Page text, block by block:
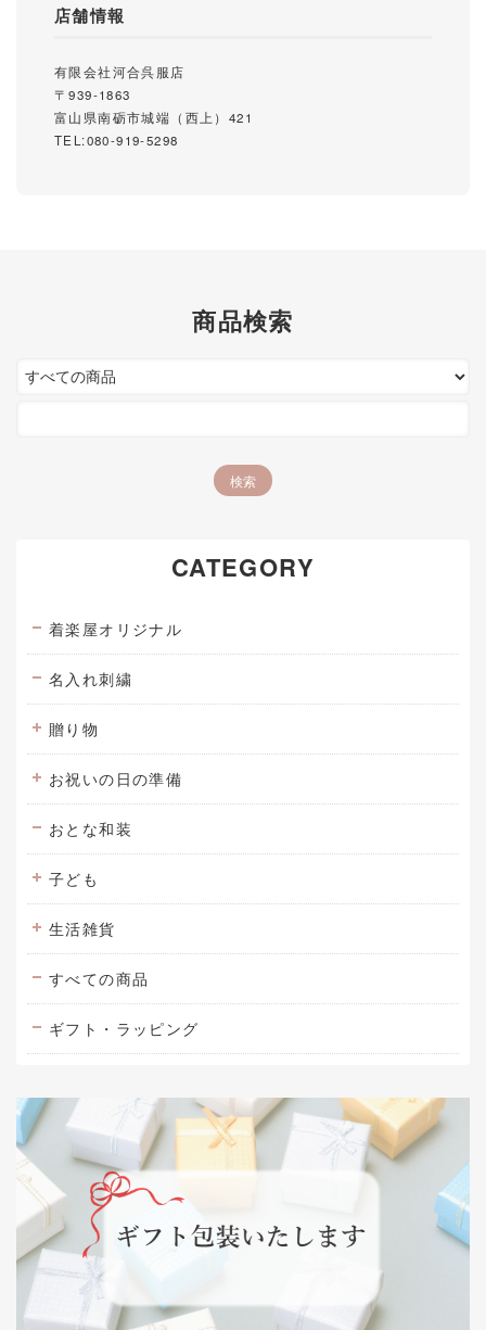
商品検索
CATEGORY
着楽屋オリジナル
名入れ刺繍
贈り物
お祝いの日の準備
おとな和装
子ども
生活雑貨
すべての商品
ギフト・ラッピング
店舗情報
有限会社河合呉服店
〒939-1863
富山県南砺市城端（西上）421
TEL:080-919-5298